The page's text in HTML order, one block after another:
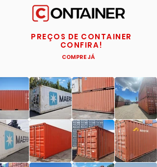
PREÇOS DE CONTAINER
CONFIRA!
COMPRE JÁ